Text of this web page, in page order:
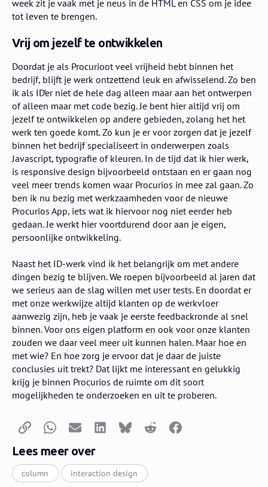
week zit je vaak met je neus in de HTML en CSS om je idee
tot leven te brengen.
Vrij om jezelf te ontwikkelen
Doordat je als Procurioot veel vrijheid hebt binnen het
bedrijf, blijft je werk ontzettend leuk en afwisselend. Zo ben
ik als ID’er niet de hele dag alleen maar aan het ontwerpen
of alleen maar met code bezig. Je bent hier altijd vrij om
jezelf te ontwikkelen op andere gebieden, zolang het het
werk ten goede komt. Zo kun je er voor zorgen dat je jezelf
binnen het bedrijf specialiseert in onderwerpen zoals
Javascript, typografie of kleuren. In de tijd dat ik hier werk,
is responsive design bijvoorbeeld ontstaan en er gaan nog
veel meer trends komen waar Procurios in mee zal gaan. Zo
ben ik nu bezig met werkzaamheden voor de nieuwe
Procurios App, iets wat ik hiervoor nog niet eerder heb
gedaan. Je werkt hier voortdurend door aan je eigen,
persoonlijke ontwikkeling.
Naast het ID-werk vind ik het belangrijk om met andere
dingen bezig te blijven. We roepen bijvoorbeeld al jaren dat
we serieus aan de slag willen met user tests. En doordat er
met onze werkwijze altijd klanten op de werkvloer
aanwezig zijn, heb je vaak je eerste feedbackronde al snel
binnen. Voor ons eigen platform en ook voor onze klanten
zouden we daar veel meer uit kunnen halen. Maar hoe en
met wie? En hoe zorg je ervoor dat je daar de juiste
conclusies uit trekt? Dat lijkt me interessant en gelukkig
krijg je binnen Procurios de ruimte om dit soort
mogelijkheden te onderzoeken en uit te proberen.
Kopieer linkWhatsappE-mailLinkedInBlueskyReddit Facebook
Lees meer over
column interaction design